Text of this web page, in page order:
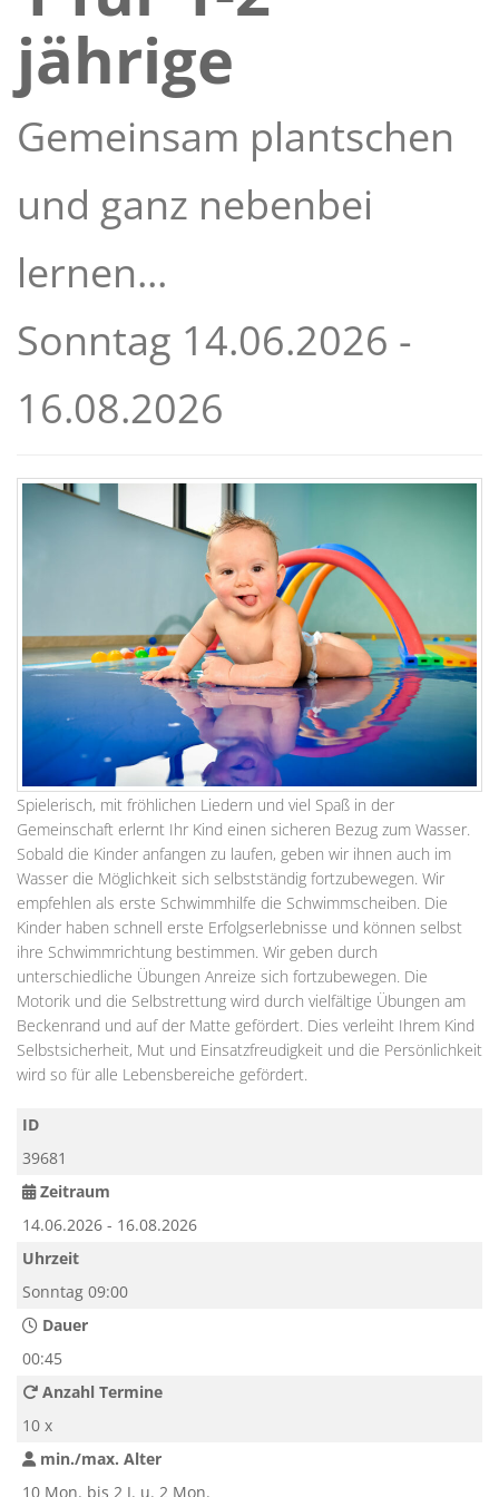
jährige
Gemeinsam plantschen
und ganz nebenbei
lernen...
Sonntag 14.06.2026 -
16.08.2026
Spielerisch, mit fröhlichen Liedern und viel Spaß in der
Gemeinschaft erlernt Ihr Kind einen sicheren Bezug zum Wasser.
Sobald die Kinder anfangen zu laufen, geben wir ihnen auch im
Wasser die Möglichkeit sich selbstständig fortzubewegen. Wir
empfehlen als erste Schwimmhilfe die Schwimmscheiben. Die
Kinder haben schnell erste Erfolgserlebnisse und können selbst
ihre Schwimmrichtung bestimmen. Wir geben durch
unterschiedliche Übungen Anreize sich fortzubewegen. Die
Motorik und die Selbstrettung wird durch vielfältige Übungen am
Beckenrand und auf der Matte gefördert. Dies verleiht Ihrem Kind
Selbstsicherheit, Mut und Einsatzfreudigkeit und die Persönlichkeit
wird so für alle Lebensbereiche gefördert.
ID
39681
Zeitraum
14.06.2026 - 16.08.2026
Uhrzeit
Sonntag 09:00
Dauer
00:45
Anzahl Termine
10 x
min./max. Alter
10 Mon. bis 2 J. u. 2 Mon.